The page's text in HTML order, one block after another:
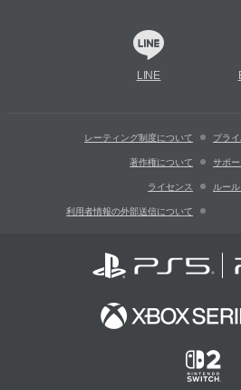
LINE
レーティング制度について プラ
著作権について サポ
ライセンス ルー
利用者情報の外部送信について